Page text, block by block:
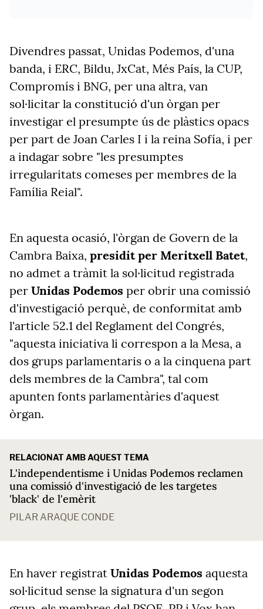
Divendres passat, Unidas Podemos, d'una
banda, i ERC, Bildu, JxCat, Més País, la CUP,
Compromís i BNG, per una altra, van
sol·licitar la constitució d'un òrgan per
investigar el presumpte ús de plàstics opacs
per part de Joan Carles I i la reina Sofía, i per
a indagar sobre "les presumptes
irregularitats comeses per membres de la
Família Reial".
En aquesta ocasió, l'òrgan de Govern de la
Cambra Baixa, presidit per Meritxell Batet,
no admet a tràmit la sol·licitud registrada
per Unidas Podemos per obrir una comissió
d'investigació perquè, de conformitat amb
l'article 52.1 del Reglament del Congrés,
"aquesta iniciativa li correspon a la Mesa, a
dos grups parlamentaris o a la cinquena part
dels membres de la Cambra", tal com
apunten fonts parlamentàries d'aquest
òrgan.
RELACIONAT AMB AQUEST TEMA
L'independentisme i Unidas Podemos reclamen
una comissió d'investigació de les targetes
'black' de l'emèrit
PILAR ARAQUE CONDE
En haver registrat Unidas Podemos aquesta
sol·licitud sense la signatura d'un segon